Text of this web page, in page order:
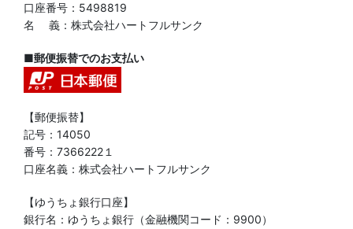
口座番号：5498819
名 義：株式会社ハートフルサンク
■郵便振替でのお支払い
【郵便振替】
記号：14050
番号：7366222１
口座名義：株式会社ハートフルサンク
【ゆうちょ銀行口座】
銀行名：ゆうちょ銀行（金融機関コード：9900）